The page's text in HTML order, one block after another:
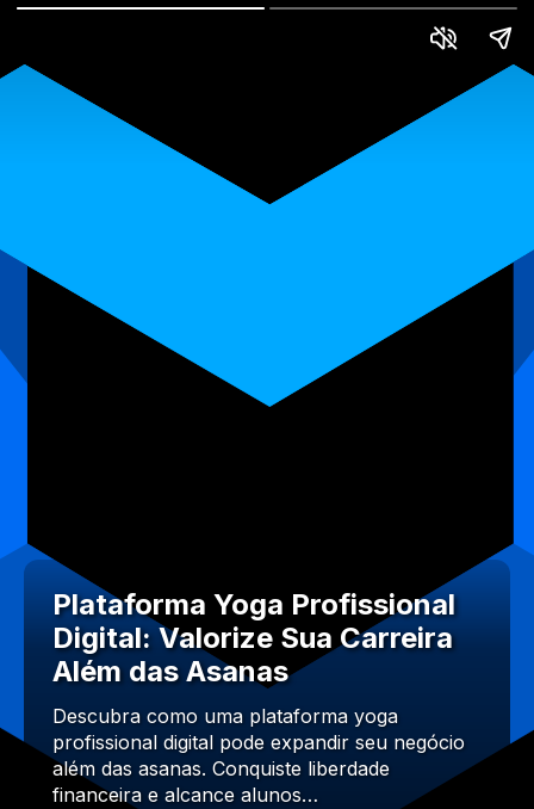
Plataforma Yoga Profissional
Digital: Valorize Sua Carreira
Além das Asanas
Descubra como uma plataforma yoga
profissional digital pode expandir seu negócio
além das asanas. Conquiste liberdade
financeira e alcance alunos…